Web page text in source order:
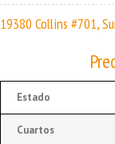
19380 Collins #701,
Estado
Cuartos